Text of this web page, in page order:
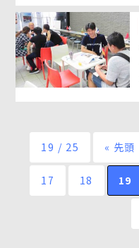
19 / 25 « 先頭
17 18 19